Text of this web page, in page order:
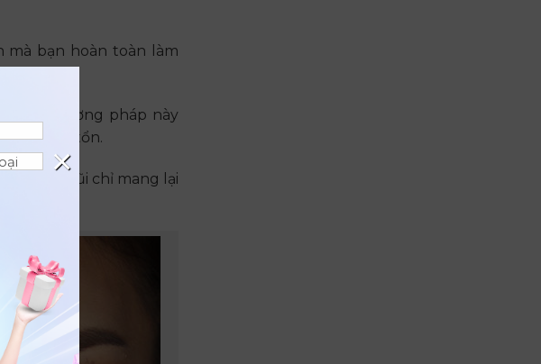
mà bạn hoàn toàn làm
phí. Phương pháp này
thương tổn.
phần mũi chỉ mang lại
ra 2 bên.
×